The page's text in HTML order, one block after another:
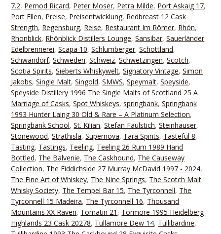
7.2, Pernod Ricard, Peter Moser, Petra Milde, Port Askaig 17,
Port Ellen, Preise, Preisentwicklung, Redbreast 12 Cask
Strength, Regensburg, Reise, Restaurant Im Römer, Rhön,
Rhönblick, Rhönblick Distillers Lounge,Sansibar,Sauerländer
Edelbrennerei,Scapa 10,Schlumberger,Schottland,
Schwandorf,Schweden,Schweiz,Schwetzingen,Scotch,
Scotia Spirits,Sieberts Whiskywelt,Signatory Vintage,Simon
Jakobs,Single Malt,Singold,SMWS,Speymalt,Speyside,
Speyside Distillery 1996 The Single Malts of Scottland 25 A
Marriage of Casks,Spot Whiskeys,springbank,Springbank
1993 Hunter Laing 30 Old & Rare – A Platinum Selection,
Springbank School,St. Kilian,Stefan Faulstich,Steinhauser,
Stonewood,Strathisla,Supernova, Tara Spirits, Tasteful 8,
Tasting, Tastings, Teeling, Teeling 26 Rum 1989 Hand
Bottled, The Balvenie, The Caskhound, The Causeway
Collection, The Fiddichside 27 Murray McDavid 1997 - 2024,
The Fine Art of Whiskey, The Nine Springs, The Scotch Malt
Whisky Society, The Tempel Bar 15, The Tyrconnell, The
Tyrconnell 15 Madeira, The Tyrconnell 16, Thousand
Mountains XX Raven, Tomatin 21 , Tormore 1995 Heidelberg
Highlands 23 Cask 20278, Tullamore Dew 14, Tullibardine,